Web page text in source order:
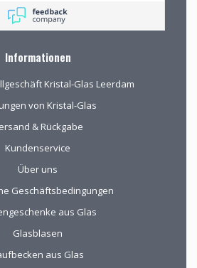
de
voor
glas is
om alle
pracht te
en
juiste keuzes te
ver kwamen
de aangeboden
Informationen
Kristal-Glas Leerdam
von Kristal-Glas
& Rückgabe
Kundenservice
Über uns
Geschäftsbedingungen
aus Glas
Glasblasen
aus Glas